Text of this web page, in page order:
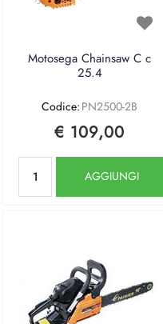
Motosega Chainsaw C c
25.4
Codice: PN2500-2B
€ 109,00
AGGIUNGI